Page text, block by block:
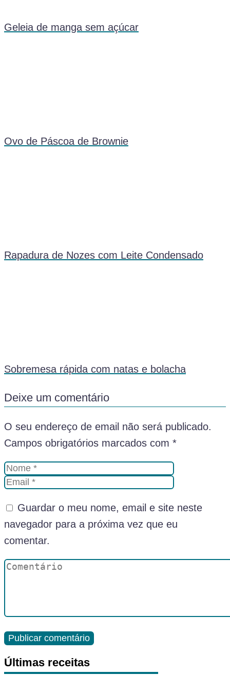
Geleia de manga sem açúcar
Ovo de Páscoa de Brownie
Rapadura de Nozes com Leite Condensado
Sobremesa rápida com natas e bolacha
Deixe um comentário
O seu endereço de email não será publicado.
Campos obrigatórios marcados com *
Guardar o meu nome, email e site neste
navegador para a próxima vez que eu
comentar.
Últimas receitas